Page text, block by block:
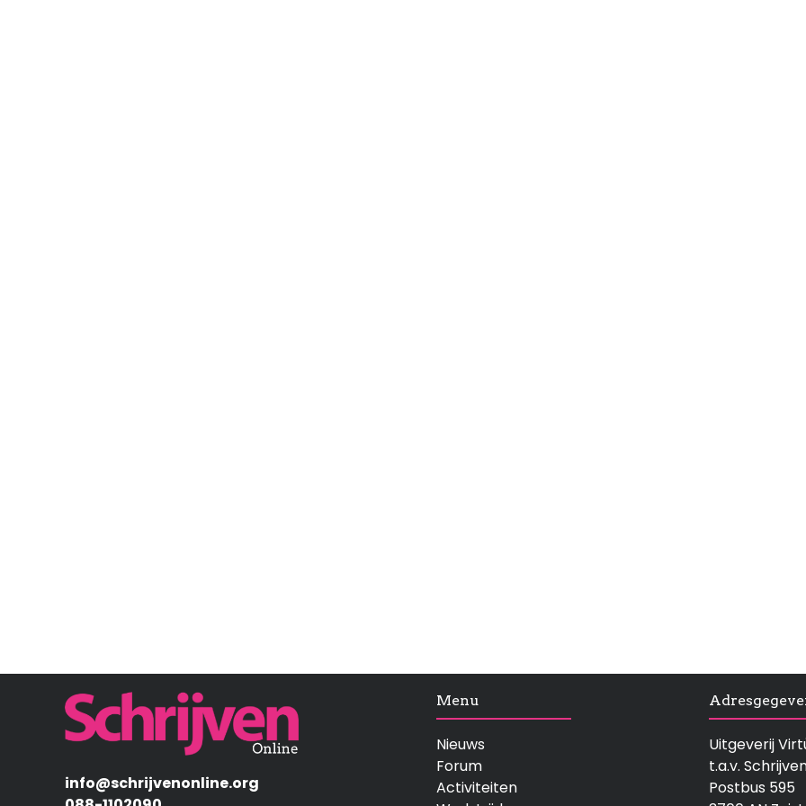
Afbeelding
info@schrijvenonline.org
Menu
Nieuws
Forum
Activiteiten
Uitgeverij
t.a.v.
Postbus 595